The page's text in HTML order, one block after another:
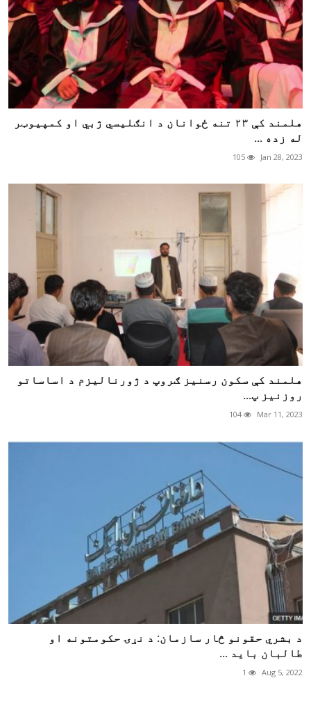
هلمند کې ۲۳ تنه ځوانان د انګلیسي ژبي او کمپیوټر
له زده ...
Jan 28, 2023
هلمند کې سکون رسنیز ګروپ د ژورنالیزم د اساساتو
روزنیز پ...
Mar 11, 2023
د بشري حقونو څار سازمان: د نړۍ حکومتونه او
طالبان باید ...
Aug 5, 2022